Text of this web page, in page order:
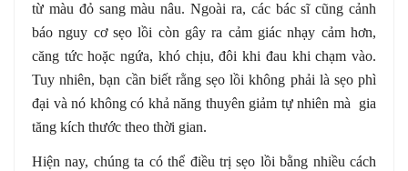
từ màu đỏ sang màu nâu. Ngoài ra, các bác sĩ cũng cảnh
báo nguy cơ sẹo lồi còn gây ra cảm giác nhạy cảm hơn,
căng tức hoặc ngứa, khó chịu, đôi khi đau khi chạm vào.
Tuy nhiên, bạn cần biết rằng sẹo lồi không phải là sẹo phì
đại và nó không có khả năng thuyên giảm tự nhiên mà gia
tăng kích thước theo thời gian.
Hiện nay, chúng ta có thể điều trị sẹo lồi bằng nhiều cách